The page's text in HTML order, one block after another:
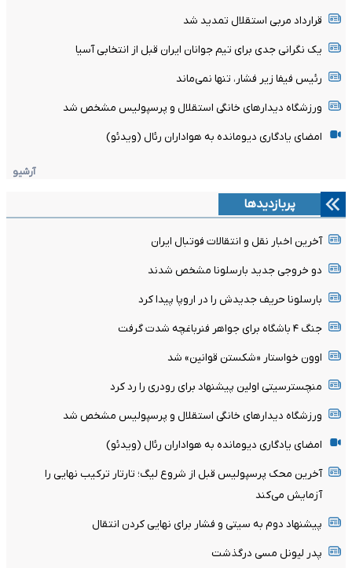
قرارداد مربی استقلال تمدید شد
یک نگرانی جدی برای تیم جوانان ایران قبل از انتخابی آسیا
رئیس فیفا زیر فشار، تنها نمی‌ماند
ورزشگاه دیدارهای خانگی استقلال و پرسپولیس مشخص شد
امضای یادگاری دیومانده به هواداران رئال (ویدئو)
آرشیو
پربازدیدها
آخرین اخبار نقل و انتقالات فوتبال ایران
دو خروجی جدید بارسلونا مشخص شدند
بارسلونا حریف جدیدش را در اروپا پیدا کرد
جنگ ۴ باشگاه برای جواهر فنرباغچه شدت گرفت
اوون خواستار «شکستن قوانین» شد
منچسترسیتی اولین پیشنهاد برای رودری را رد کرد
ورزشگاه دیدارهای خانگی استقلال و پرسپولیس مشخص شد
امضای یادگاری دیومانده به هواداران رئال (ویدئو)
آخرین محک پرسپولیس قبل از شروع لیگ؛ تارتار ترکیب نهایی را
آزمایش می‌کند
پیشنهاد دوم به سیتی و فشار برای نهایی کردن انتقال
پدر لیونل مسی درگذشت